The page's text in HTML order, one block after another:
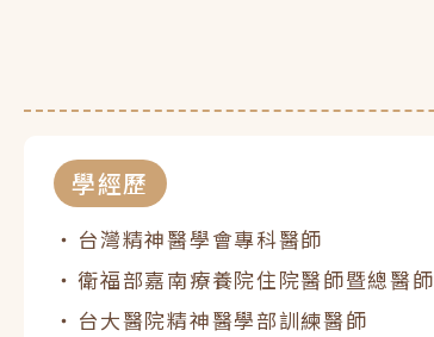
學經歷
台灣精神醫學會專科醫師
衛福部嘉南療養院住院醫師暨總醫師
台大醫院精神醫學部訓練醫師